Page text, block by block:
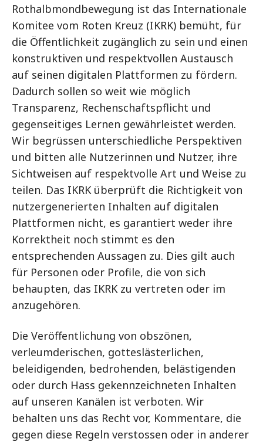
Rothalbmondbewegung ist das Internationale
Komitee vom Roten Kreuz (IKRK) bemüht, für
die Öffentlichkeit zugänglich zu sein und einen
konstruktiven und respektvollen Austausch
auf seinen digitalen Plattformen zu fördern.
Dadurch sollen so weit wie möglich
Transparenz, Rechenschaftspflicht und
gegenseitiges Lernen gewährleistet werden.
Wir begrüssen unterschiedliche Perspektiven
und bitten alle Nutzerinnen und Nutzer, ihre
Sichtweisen auf respektvolle Art und Weise zu
teilen. Das IKRK überprüft die Richtigkeit von
nutzergenerierten Inhalten auf digitalen
Plattformen nicht, es garantiert weder ihre
Korrektheit noch stimmt es den
entsprechenden Aussagen zu. Dies gilt auch
für Personen oder Profile, die von sich
behaupten, das IKRK zu vertreten oder im
anzugehören.
Die Veröffentlichung von obszönen,
verleumderischen, gotteslästerlichen,
beleidigenden, bedrohenden, belästigenden
oder durch Hass gekennzeichneten Inhalten
auf unseren Kanälen ist verboten. Wir
behalten uns das Recht vor, Kommentare, die
gegen diese Regeln verstossen oder in anderer